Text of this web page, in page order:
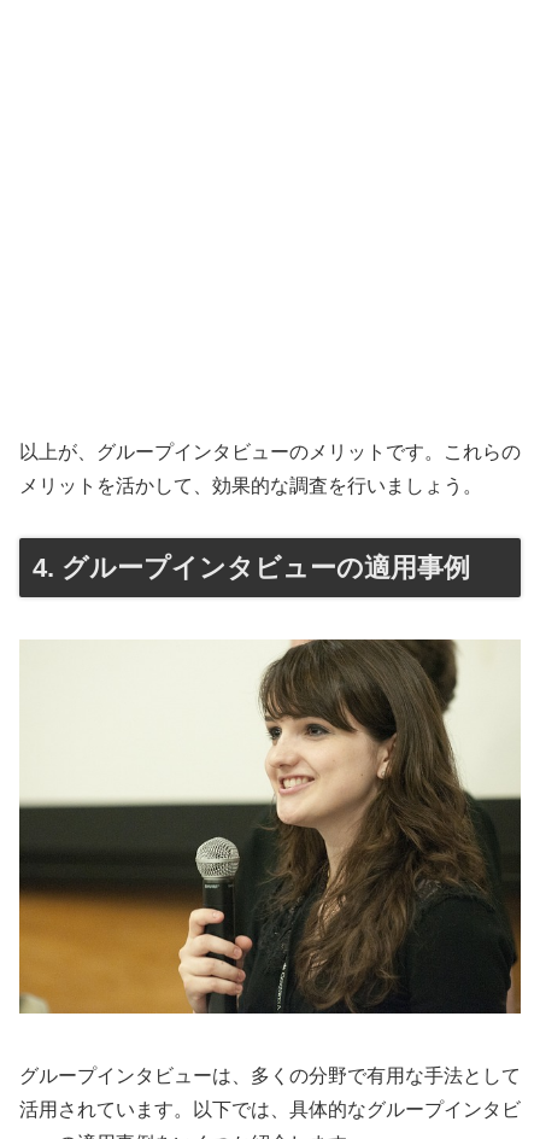
以上が、グループインタビューのメリットです。これらの
メリットを活かして、効果的な調査を行いましょう。
4. グループインタビューの適用事例
グループインタビューは、多くの分野で有用な手法として
活用されています。以下では、具体的なグループインタビ